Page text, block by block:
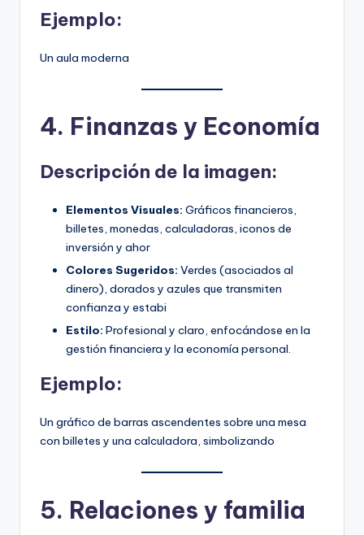
Ejemplo:
Un aula moderna
4. Finanzas y Economía
Descripción de la imagen:
Elementos Visuales: Gráficos financieros,
billetes, monedas, calculadoras, iconos de
inversión y ahor
Colores Sugeridos: Verdes (asociados al
dinero), dorados y azules que transmiten
confianza y estabi
Estilo: Profesional y claro, enfocándose en la
gestión financiera y la economía personal.
Ejemplo:
Un gráfico de barras ascendentes sobre una mesa
con billetes y una calculadora, simbolizando
5. Relaciones y familia